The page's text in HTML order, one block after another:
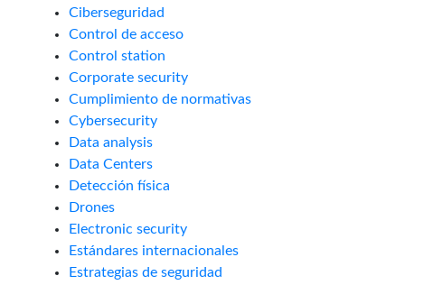
Ciberseguridad
Control de acceso
Control station
Corporate security
Cumplimiento de normativas
Cybersecurity
Data analysis
Data Centers
Detección física
Drones
Electronic security
Estándares internacionales
Estrategias de seguridad